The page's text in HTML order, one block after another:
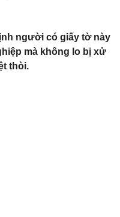
người có giấy tờ này
mà không lo bị xử
thòi.